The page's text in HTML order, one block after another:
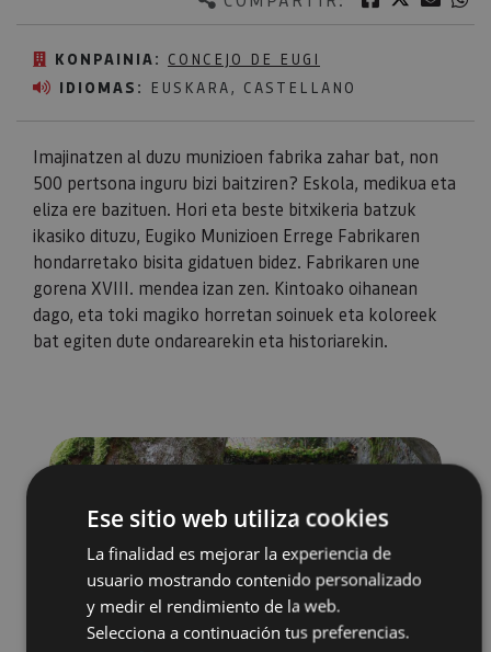
KONPAINIA: CONCEJO DE EUGI
IDIOMAS: EUSKARA, CASTELLANO
Imajinatzen al duzu munizioen fabrika zahar bat, non
500 pertsona inguru bizi baitziren? Eskola, medikua eta
eliza ere bazituen. Hori eta beste bitxikeria batzuk
ikasiko dituzu, Eugiko Munizioen Errege Fabrikaren
hondarretako bisita gidatuen bidez. Fabrikaren une
gorena XVIII. mendea izan zen. Kintoako oihanean
dago, eta toki magiko horretan soinuek eta koloreek
bat egiten dute ondarearekin eta historiarekin.
Ese sitio web utiliza cookies
La finalidad es mejorar la experiencia de
usuario mostrando contenido personalizado
y medir el rendimiento de la web.
Selecciona a continuación tus preferencias.